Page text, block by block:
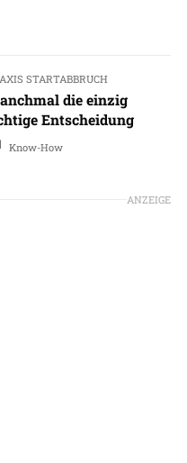
STARTABBRUCH
die einzig
Entscheidung
Know-How
ANZEIGE